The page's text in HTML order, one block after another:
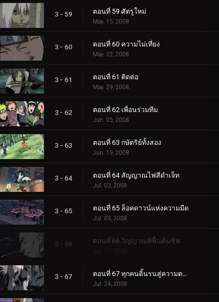
3 - 59 ตอนที่ 59 ศัตรูใหม่
May. 15, 2008
3 - 60 ตอนที่ 60 ความไม่เที่ยง
May. 22, 2008
3 - 61 ตอนที่ 61 ติดต่อ
May. 29, 2008
3 - 62 ตอนที่ 62 เพื่อนร่วมทีม
Jun. 05, 2008
3 - 63 ตอนที่ 63 กษัตริย์ทั้งสอง
Jun. 19, 2008
3 - 64 ตอนที่ 64 สัญญาณไฟสีดำเจ็ท
Jul. 03, 2008
3 - 65 ตอนที่ 65 ล็อคดาวน์แห่งความมืด
Jul. 03, 2008
3 - 66 ตอนที่ 66 วิญญาณที่ฟื้นคืนชีพ
Jul. 10, 2008
3 - 67 ตอนที่ 67 ทุกคนดิ้นรนสู่ความตาย
Jul. 24, 2008